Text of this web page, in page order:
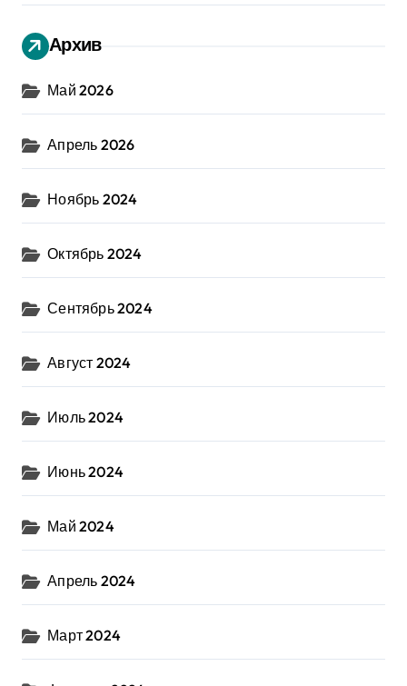
Архив
Май 2026
Апрель 2026
Ноябрь 2024
Октябрь 2024
Сентябрь 2024
Август 2024
Июль 2024
Июнь 2024
Май 2024
Апрель 2024
Март 2024